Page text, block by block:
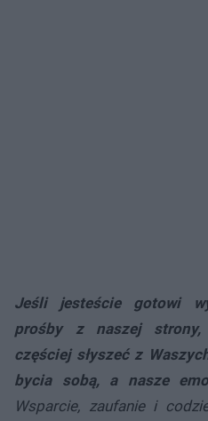
Jeśli jesteście gotowi
prośby z naszej
częściej słyszeć z
bycia sobą, a nasze
Wsparcie, zaufanie i